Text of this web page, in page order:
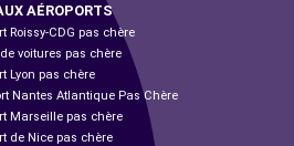
AÉROPORTS
Roissy-CDG pas chère
voitures pas chère
Lyon pas chère
Nantes Atlantique Pas Chère
Marseille pas chère
de Nice pas chère